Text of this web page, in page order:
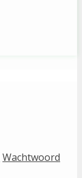
Wachtwoord